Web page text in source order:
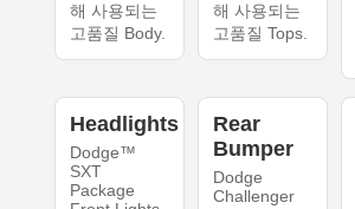
해 사용되는
고품질 Body.
해 사용되는
고품질 Tops.
Headlights
Dodge™
SXT
Package
Rear
Bumper
Dodge
Challenger